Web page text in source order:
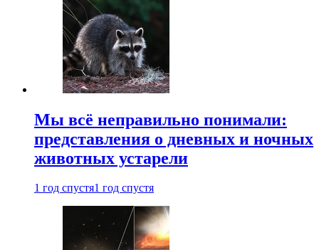
Мы всё неправильно понимали:
представления о дневных и ночных
животных устарели
1 год спустя1 год спустя